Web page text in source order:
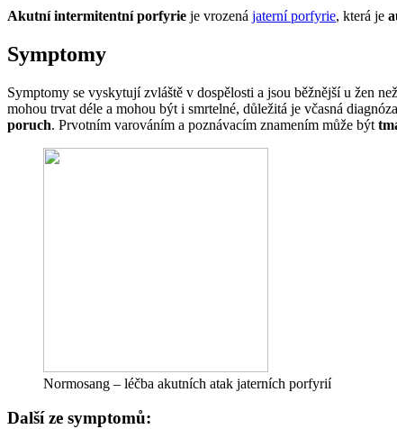
Akutní intermitentní porfyrie je vrozená jaterní porfyrie, která je
Symptomy
Symptomy se vyskytují zvláště v dospělosti a jsou běžnější u žen
mohou trvat déle a mohou být i smrtelné, důležitá je včasná
poruch. Prvotním varováním a poznávacím znamením může být
Normosang – léčba akutních atak jaterních porfyrií
Další ze symptomů: